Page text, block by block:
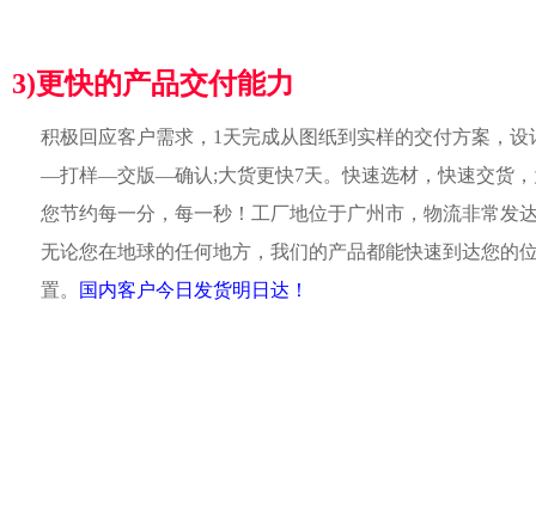
3)更快的产品交付能力
积极回应客户需求，1天完成从图纸到实样的交付方案，设
—打样—交版—确认;大货更快7天。快速选材，快速交货
您节约每一分，每一秒！工厂地位于广州市，物流非常发
无论您在地球的任何地方，我们的产品都能快速到达您的
置。
国内客户今日发货明日达！